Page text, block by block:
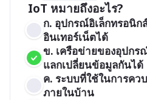
IoT หมายถึงอะไร?
ก. อุปกรณ์อิเล็กทรอนิก
อินเทอร์เน็ตได้
ข. เครือข่ายของอุปกร
แลกเปลี่ยนข้อมูลกันได้
ค. ระบบที่ใช้ในการค
ภายในบ้าน